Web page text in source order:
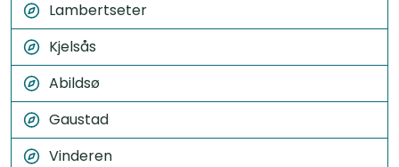
Lambertseter
Kjelsås
Abildsø
Gaustad
Vinderen